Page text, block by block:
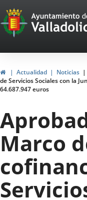
Portal
Web
del
de
Valladolid
InicioActualidad Noticias
de Servicios Sociales con la
64.687.947 euros
Marco